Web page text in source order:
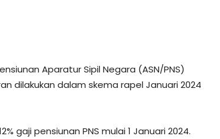
Aparatur Sipil Negara (ASN/PNS)
dilakukan dalam skema rapel Januari 2024
gaji pensiunan PNS mulai 1 Januari 2024.